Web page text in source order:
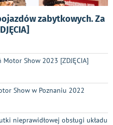
zabytkowych. Za
Show 2023 [ZDJĘCIA]
Show w Poznaniu 2022
nieprawidłowej obsługi układu